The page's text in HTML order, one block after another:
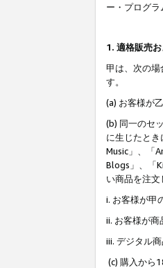
ー・プログラ
1. 適格販売
甲は、次の場
す。
(a) お客様が
(b) 同一のセ
に生じたと
Music」、「
Blogs」、「
い商品を注
i. お客様が甲
ii. お客様が
iii. デジタル
(c) 購入から